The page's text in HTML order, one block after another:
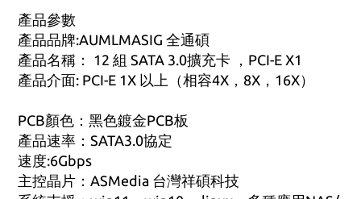
產品參數
產品品牌:AUMLMASIG 全通碩
產品名稱： 12 組 SATA 3.0擴充卡 ，PCI-E X1
產品介面: PCI-E 1X 以上（相容4X，8X，16X）
PCB顏色：黑色鍍金PCB板
產品速率：SATA3.0協定
速度:6Gbps
主控晶片：ASMedia 台灣祥碩科技